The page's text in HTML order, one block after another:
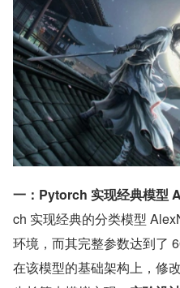
一：Pytorch 实现经典模型
ch 实现经典的分类模型
环境，而其完整参数达到了
在该模型的基础架构上，修